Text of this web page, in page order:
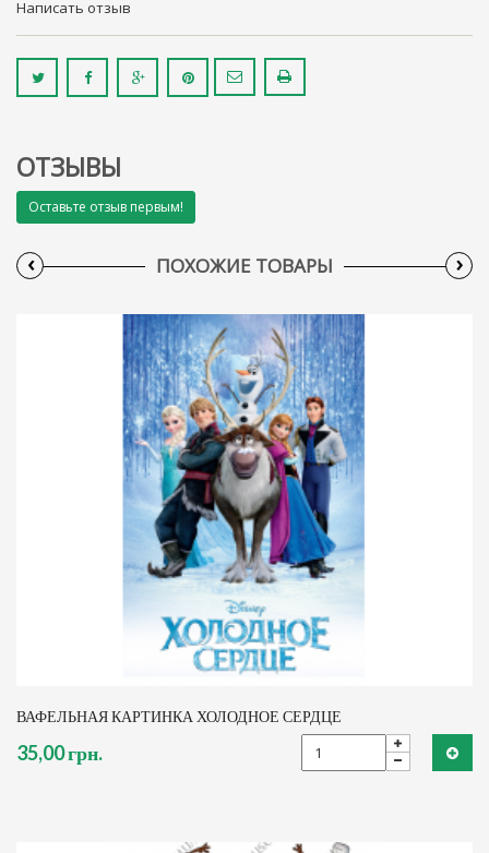
Написать отзыв
ОТЗЫВЫ
Оставьте отзыв первым!
ПОХОЖИЕ ТОВАРЫ
‹ ›
ВАФЕЛЬНАЯ КАРТИНКА ХОЛОДНОЕ СЕРДЦЕ
35,00 грн.